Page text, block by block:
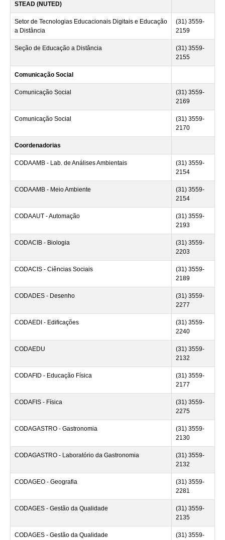
STEAD (NUTED)
Setor de Tecnologias Educacionais Digitais e Educação
a Distância
(31) 3559-
2159
Seção de Educação a Distância
(31) 3559-
2155
Comunicação Social
Comunicação Social
(31) 3559-
2169
Comunicação Social
(31) 3559-
2170
Coordenadorias
CODAAMB - Lab. de Análises Ambientais
(31) 3559-
2154
CODAAMB - Meio Ambiente
(31) 3559-
2154
CODAAUT - Automação
(31) 3559-
2193
CODACIB - Biologia
(31) 3559-
2203
CODACIS - Ciências Sociais
(31) 3559-
2189
CODADES - Desenho
(31) 3559-
2277
CODAEDI - Edificações
(31) 3559-
2240
CODAEDU
(31) 3559-
2132
CODAFID - Educação Física
(31) 3559-
2177
CODAFIS - Física
(31) 3559-
2275
CODAGASTRO - Gastronomia
(31) 3559-
2130
CODAGASTRO - Laboratório da Gastronomia
(31) 3559-
2132
CODAGEO - Geografia
(31) 3559-
2281
CODAGES - Gestão da Qualidade
(31) 3559-
2135
CODAGES - Gestão da Qualidade
(31) 3559-